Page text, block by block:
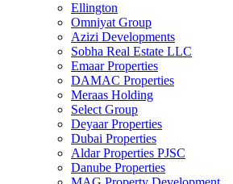
Ellington
Omniyat Group
Azizi Developments
Sobha Real Estate LLC
Emaar Properties
DAMAC Properties
Meraas Holding
Select Group
Deyaar Properties
Dubai Properties
Aldar Properties PJSC
Danube Properties